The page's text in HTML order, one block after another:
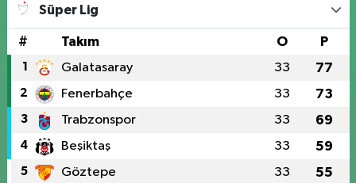
Süper Lig
# Takım O P
1 Galatasaray 33 77
2 Fenerbahçe 33 73
3 Trabzonspor 33 69
4 Beşiktaş 33 59
5 Göztepe 33 55